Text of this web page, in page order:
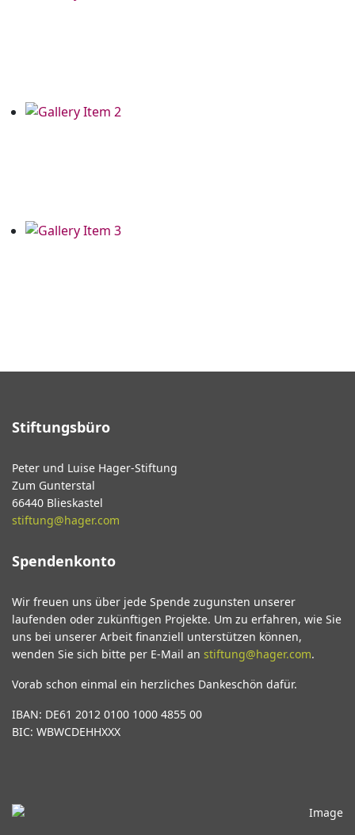
Stiftungsbüro
Peter und Luise Hager-Stiftung
Zum Gunterstal
66440 Blieskastel
stiftung@hager.com
Spendenkonto
Wir freuen uns über jede Spende zugunsten unserer
laufenden oder zukünftigen Projekte. Um zu erfahren, wie Sie
uns bei unserer Arbeit finanziell unterstützen können,
wenden Sie sich bitte per E-Mail an stiftung@hager.com.
Vorab schon einmal ein herzliches Dankeschön dafür.
IBAN: DE61 2012 0100 1000 4855 00
BIC: WBWCDEHHXXX